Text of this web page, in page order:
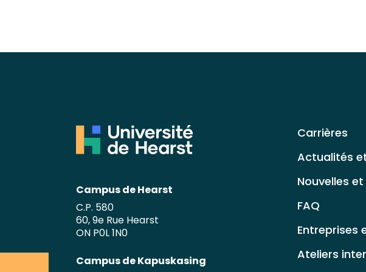
Campus de Hearst
C.P. 580
60, 9e Rue Hearst
ON P0L 1N0
Campus de Kapuskasing
Carrières
Actualités
Nouvelles
FAQ
Entreprises
Ateliers